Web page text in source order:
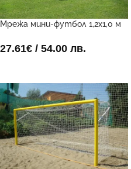
Мрежа мини-футбол 1,2х1,0 м
27.61€ / 54.00 лв.